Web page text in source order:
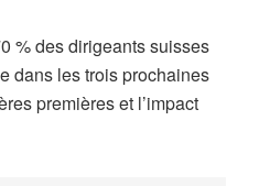
% des dirigeants suisses
dans les trois prochaines
premières et l’impact